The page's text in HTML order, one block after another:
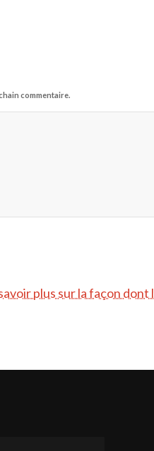
commentaire.
plus sur la façon dont